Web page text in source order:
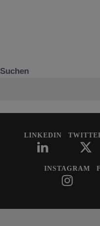
Suchen
LINKEDIN
INSTAGRAM